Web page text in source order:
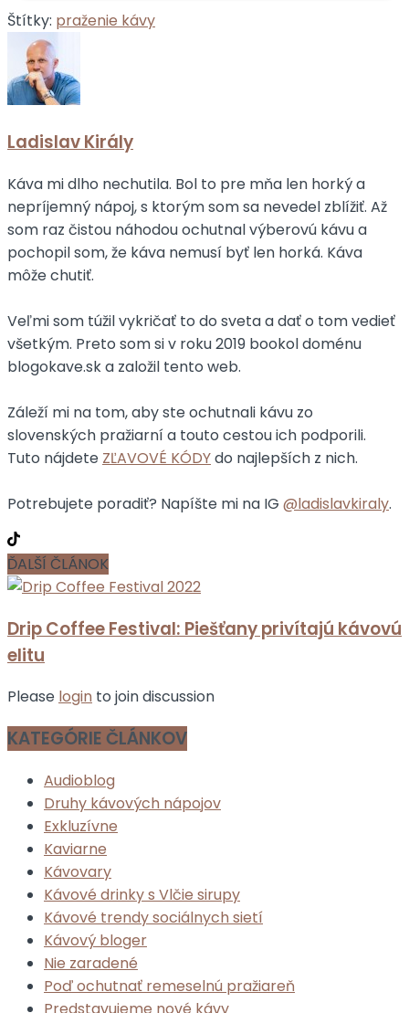
Štítky: praženie kávy
Ladislav Király
Káva mi dlho nechutila. Bol to pre mňa len horký a
nepríjemný nápoj, s ktorým som sa nevedel zblížiť. Až
som raz čistou náhodou ochutnal výberovú kávu a
pochopil som, že káva nemusí byť len horká. Káva
môže chutiť.
Veľmi som túžil vykričať to do sveta a dať o tom vedieť
všetkým. Preto som si v roku 2019 bookol doménu
blogokave.sk a založil tento web.
Záleží mi na tom, aby ste ochutnali kávu zo
slovenských pražiarní a touto cestou ich podporili.
Tuto nájdete ZĽAVOVÉ KÓDYdo najlepších z nich.
Potrebujete poradiť? Napíšte mi na IG @ladislavkiraly.
ĎALŠÍ ČLÁNOK
Drip Coffee Festival: Piešťany privítajú kávovú
elitu
Please login to join discussion
KATEGÓRIE ČLÁNKOV
Audioblog
Druhy kávových nápojov
Exkluzívne
Kaviarne
Kávovary
Kávové drinky s Vlčie sirupy
Kávové trendy sociálnych sietí
Kávový bloger
Nie zaradené
Poď ochutnať remeselnú pražiareň
Predstavujeme nové kávy